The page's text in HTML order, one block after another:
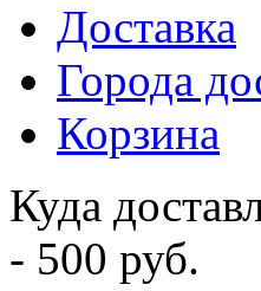
Доставка
Города
Корзина
Куда
- 500 руб.